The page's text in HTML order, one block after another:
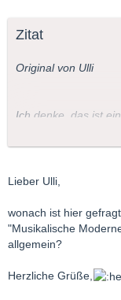
Zitat
Original von Ulli
Ich denke, das ist
Wer klärt uns auf?
Grüßle
Ulli
Lieber Ulli,
wonach ist hier
"Musikalische
allgemein?
Herzliche Grüße,